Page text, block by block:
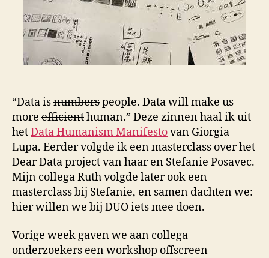
“Data isnumberspeople. Data will make us
more efficienthuman.” Deze zinnen haal ik uit
hetData Humanism Manifestovan Giorgia
Lupa. Eerder volgde ik een masterclass over het
Dear Data project van haar en Stefanie Posavec.
Mijn collega Ruth volgde later ook een
masterclass bij Stefanie, en samen dachten we:
hier willen we bij DUO iets mee doen.
Vorige week gaven we aan collega-
onderzoekers een workshop offscreen